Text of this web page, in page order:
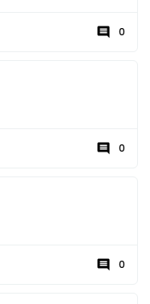
0
0
0